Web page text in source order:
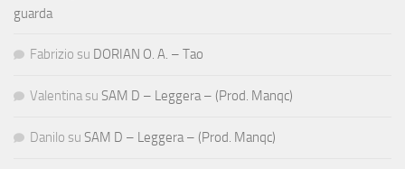
guarda
Fabrizio su DORIAN O. A. – Tao
Valentina su SAM D – Leggera – (Prod. Manqc)
Danilo su SAM D – Leggera – (Prod. Manqc)